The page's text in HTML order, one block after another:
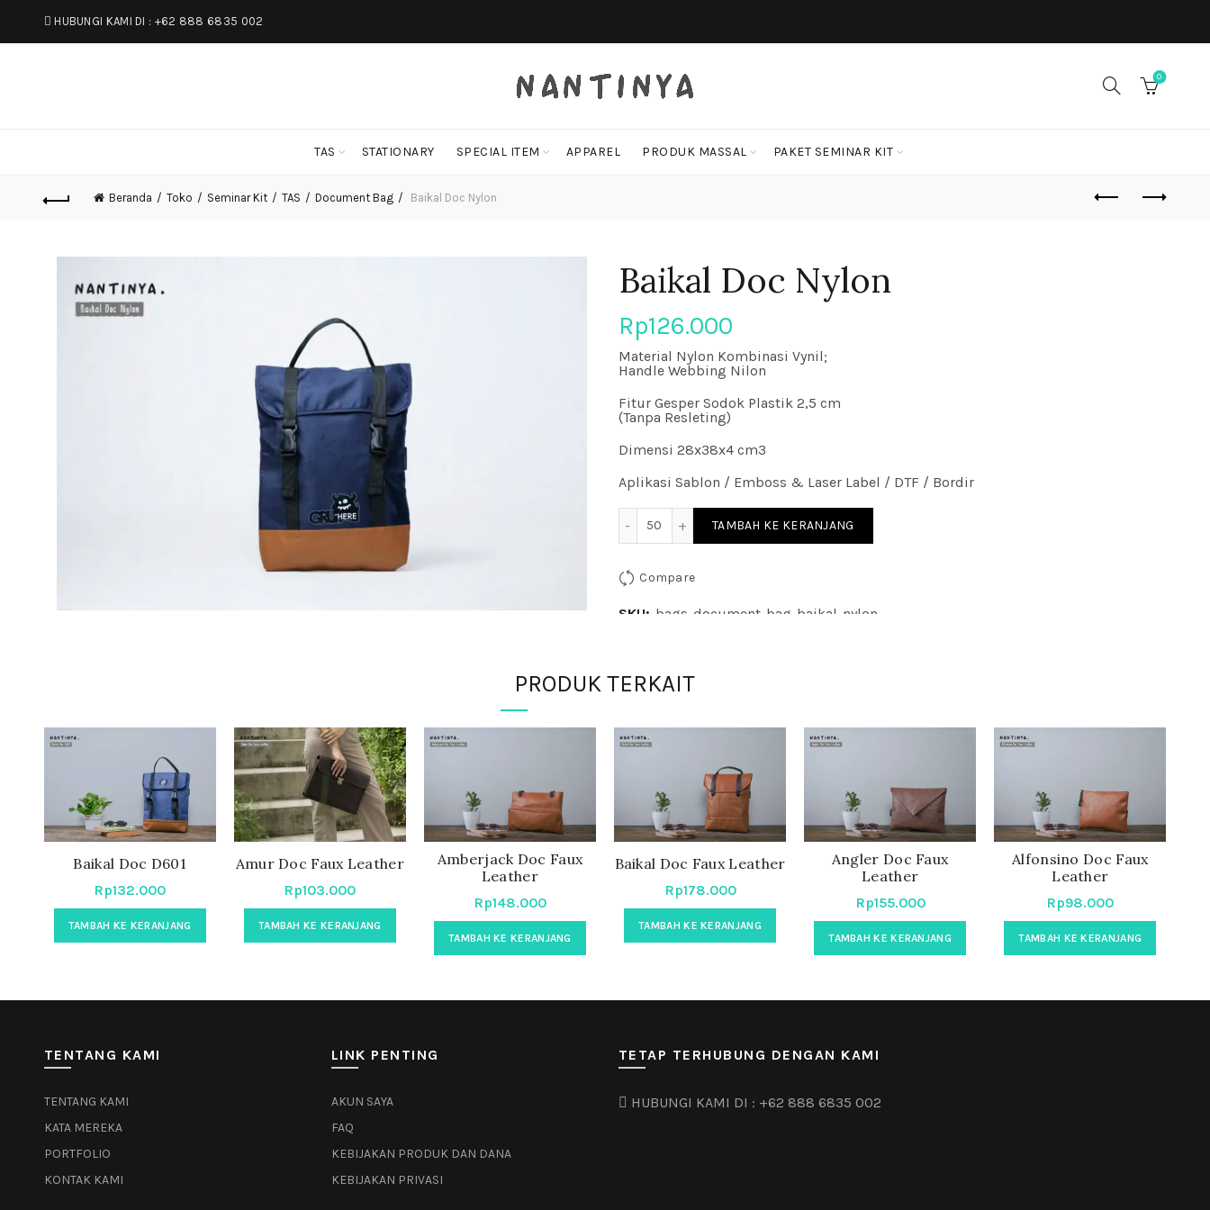
HUBUNGI KAMI DI : +62 888 6835 002
0
TAS STATIONARY SPECIAL ITEM APPAREL PRODUK MASSAL PAKET SEMINAR KIT
Beranda Toko Seminar Kit TAS Document Bag Baikal Doc Nylon
Baikal Doc Nylon
Rp126.000
Material Nylon Kombinasi Vynil;
Handle Webbing Nilon
Fitur Gesper Sodok Plastik 2,5 cm
(Tanpa Resleting)
Dimensi 28x38x4 cm3
Aplikasi Sablon / Emboss & Laser Label / DTF / Bordir
Kuantitas Baikal Doc Nylon
TAMBAH KE KERANJANG
Compare
SKU: bags-document-bag-baikal-nylon
seminar kit; tas seminar; merchandise; seminar kantor; gift; souvenir kantor;
Share
PRODUK TERKAIT
Baikal Doc D601
Rp132.000
TAMBAH KE KERANJANG
Amur Doc Faux Leather
Rp103.000
TAMBAH KE KERANJANG
Amberjack Doc Faux
Leather
Rp148.000
TAMBAH KE KERANJANG
Baikal Doc Faux Leather
Rp178.000
TAMBAH KE KERANJANG
Angler Doc Faux
Leather
Rp155.000
TAMBAH KE KERANJANG
Alfonsino Doc Faux
Leather
Rp98.000
TAMBAH KE KERANJANG
TENTANG KAMI
TENTANG KAMI
KATA MEREKA
PORTFOLIO
KONTAK KAMI
LINK PENTING
AKUN SAYA
FAQ
KEBIJAKAN PRODUK DAN DANA
KEBIJAKAN PRIVASI
TETAP TERHUBUNG DENGAN KAMI
HUBUNGI KAMI DI : +62 888 6835 002